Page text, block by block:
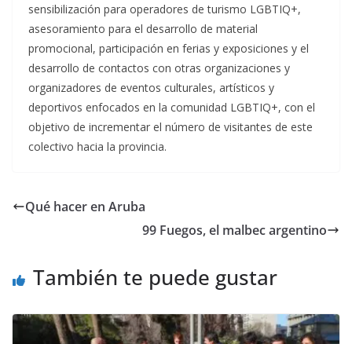
sensibilización para operadores de turismo LGBTIQ+,
asesoramiento para el desarrollo de material
promocional, participación en ferias y exposiciones y el
desarrollo de contactos con otras organizaciones y
organizadores de eventos culturales, artísticos y
deportivos enfocados en la comunidad LGBTIQ+, con el
objetivo de incrementar el número de visitantes de este
colectivo hacia la provincia.
Qué hacer en Aruba
99 Fuegos, el malbec argentino
También te puede gustar